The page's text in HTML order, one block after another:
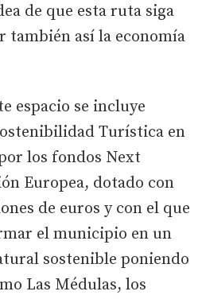
de que esta ruta siga
también así la economía
espacio se incluye
Turística en
los fondos Next
Europea, dotado con
de euros y con el que
el municipio en un
sostenible poniendo
Las Médulas, los